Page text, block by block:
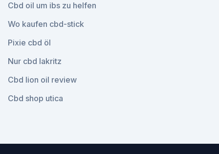
Cbd oil um ibs zu helfen
Wo kaufen cbd-stick
Pixie cbd öl
Nur cbd lakritz
Cbd lion oil review
Cbd shop utica